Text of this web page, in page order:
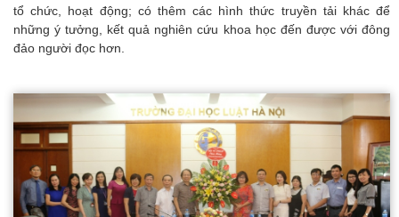
tổ chức, hoạt động; có thêm các hình thức truyền tải khác để
những ý tưởng, kết quả nghiên cứu khoa học đến được với đông
đảo người đọc hơn.